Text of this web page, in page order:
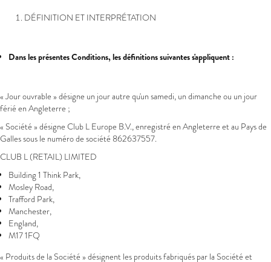
DÉFINITION ET INTERPRÉTATION
Dans les présentes Conditions, les définitions suivantes s'appliquent :
« Jour ouvrable » désigne un jour autre qu'un samedi, un dimanche ou un jour
férié en Angleterre ;
« Société » désigne Club L Europe B.V., enregistré en Angleterre et au Pays de
Galles sous le numéro de société 862637557.
CLUB L (RETAIL) LIMITED
Building 1 Think Park,
Mosley Road,
Trafford Park,
Manchester,
England,
M17 1FQ
« Produits de la Société » désignent les produits fabriqués par la Société et